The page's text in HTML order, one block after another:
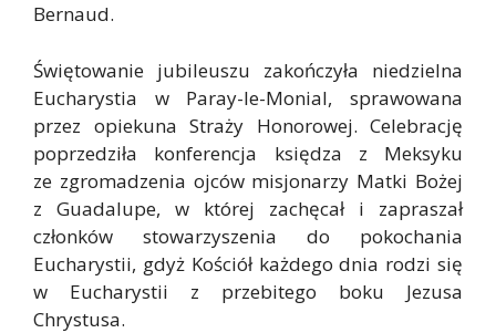
Bernaud.
Świętowanie jubileuszu zakończyła niedzielna
Eucharystia w Paray-le-Monial, sprawowana
przez opiekuna Straży Honorowej. Celebrację
poprzedziła konferencja księdza z Meksyku
ze zgromadzenia ojców misjonarzy Matki Bożej
z Guadalupe, w której zachęcał i zapraszał
członków stowarzyszenia do pokochania
Eucharystii, gdyż Kościół każdego dnia rodzi się
w Eucharystii z przebitego boku Jezusa
Chrystusa.